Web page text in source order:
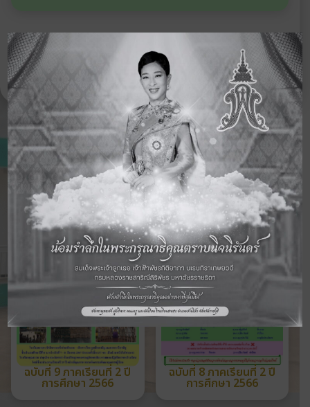
‹ ฉบับ
ก่อนหน้า
ดูจดหมายข่าวอื่นๆ
ในปี 2566
ฉบับ
ถัดไป
›
ดูจดหมายข่าวฉบับอื่นๆ
ฉบับที่ 9 ภาคเรียนที่ 2 ปี
การศึกษา 2566
ฉบับที่ 8 ภาคเรียนที่ 2 ปี
การศึกษา 2566